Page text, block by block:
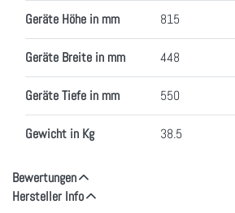
Geräte Höhe in mm 815
Geräte Breite in mm 448
Geräte Tiefe in mm 550
Gewicht in Kg 38.5
Bewertungen
Hersteller Info